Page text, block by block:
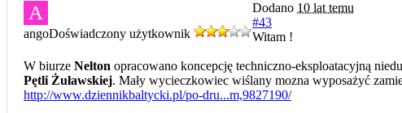
A
angoDoświadczony użytkownik
Dodano 10 lat temu
#43
Witam !
W biurze Nelton opracowano koncepcję techniczno-eksploatacyjną
Pętli Żuławskiej. Mały wycieczkowiec wiślany mozna wyposażyć
http://www.dziennikbaltycki.pl/po-dru...m,9827190/